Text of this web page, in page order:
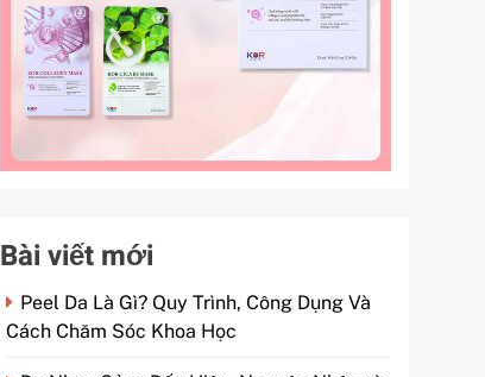
Bài viết mới
Peel Da Là Gì? Quy Trình, Công Dụng Và
Cách Chăm Sóc Khoa Học